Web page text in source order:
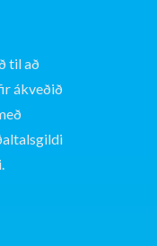
til að
ákveðið